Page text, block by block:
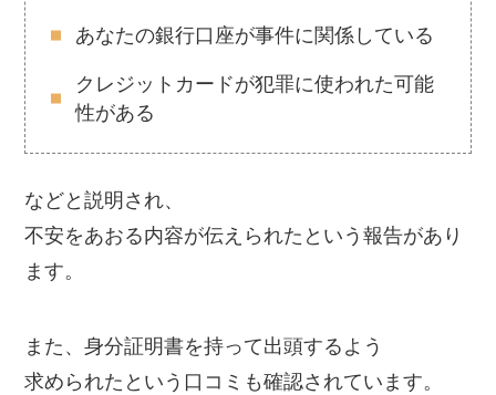
あなたの銀行口座が事件に関係している
クレジットカードが犯罪に使われた可能
性がある
などと説明され、
不安をあおる内容が伝えられたという報告があり
ます。
また、身分証明書を持って出頭するよう
求められたという口コミも確認されています。